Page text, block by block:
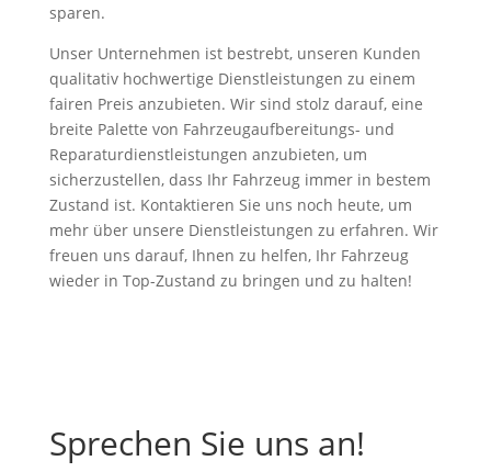
sparen.
Unser Unternehmen ist bestrebt, unseren Kunden
qualitativ hochwertige Dienstleistungen zu einem
fairen Preis anzubieten. Wir sind stolz darauf, eine
breite Palette von Fahrzeugaufbereitungs- und
Reparaturdienstleistungen anzubieten, um
sicherzustellen, dass Ihr Fahrzeug immer in bestem
Zustand ist. Kontaktieren Sie uns noch heute, um
mehr über unsere Dienstleistungen zu erfahren. Wir
freuen uns darauf, Ihnen zu helfen, Ihr Fahrzeug
wieder in Top-Zustand zu bringen und zu halten!
Sprechen Sie uns an!